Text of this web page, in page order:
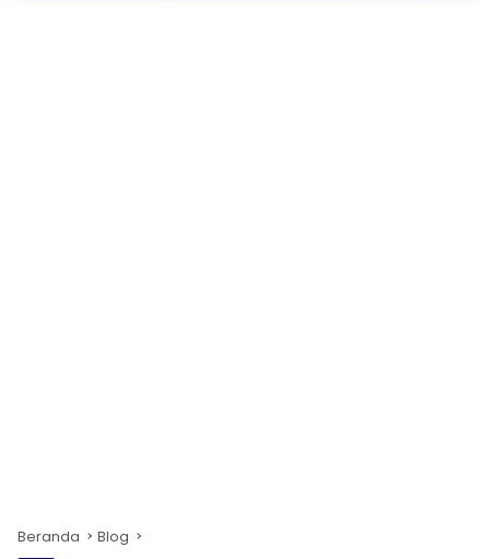
Beranda Blog